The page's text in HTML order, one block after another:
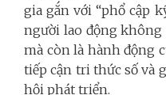
gia gắn với “phổ cập
người lao động không
mà còn là hành động
tiếp cận tri thức số và
hội phát triển.